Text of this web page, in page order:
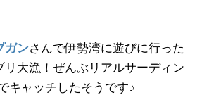
ガンさんで伊勢湾に遊びに行った
リ大漁！ぜんぶリアルサーディン
キャッチしたそうです♪